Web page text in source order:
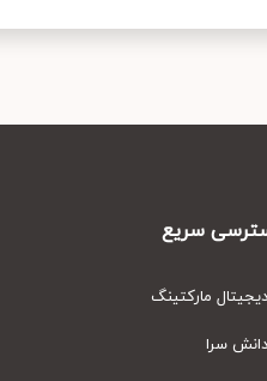
سریع
مارکتینگ
سرا